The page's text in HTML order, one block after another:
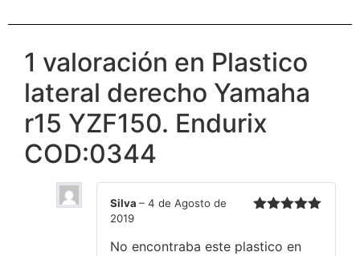
1 valoración en Plastico
lateral derecho Yamaha
r15 YZF150. Endurix
COD:0344
Silva – 4 de Agosto de
2019
No encontraba este plastico en